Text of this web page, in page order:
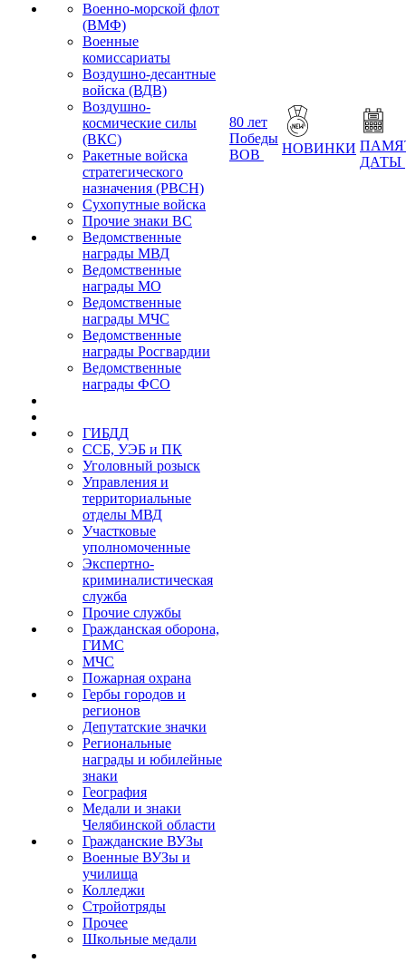
Военно-морской флот
(ВМФ)
Военные
комиссариаты
Воздушно-десантные
войска (ВДВ)
Воздушно-
космические силы
(ВКС)
Ракетные войска
стратегического
назначения (РВСН)
Сухопутные войска
Прочие знаки ВС
Ведомственные
награды МВД
Ведомственные
награды МО
Ведомственные
награды МЧС
Ведомственные
награды Росгвардии
Ведомственные
награды ФСО
ГИБДД
ССБ, УЭБ и ПК
Уголовный розыск
Управления и
территориальные
отделы МВД
Участковые
уполномоченные
Экспертно-
криминалистическая
служба
Прочие службы
Гражданская оборона,
ГИМС
МЧС
Пожарная охрана
Гербы городов и
регионов
Депутатские значки
Региональные
награды и юбилейные
знаки
География
Медали и знаки
Челябинской области
Гражданские ВУЗы
Военные ВУЗы и
училища
Колледжи
Стройотряды
Прочее
Школьные медали
80 лет
Победы
ВОВ
НОВИНКИ
ДАТЫ